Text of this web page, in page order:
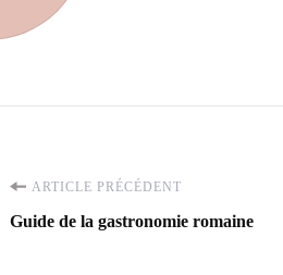
ARTICLE PRÉCÉDENT
Guide de la gastronomie romaine